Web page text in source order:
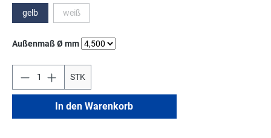
gelb weiß(Diese Option ist zurzeit nicht verfügbar.)
Außenmaß Ø mmauswählen
STK
In den Warenkorb